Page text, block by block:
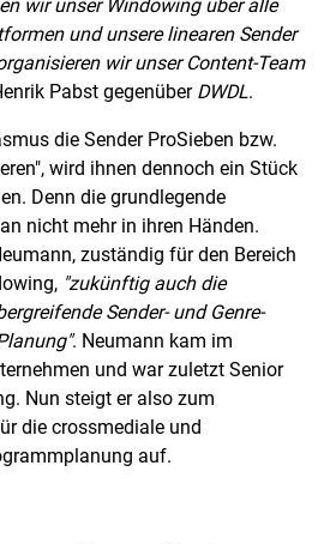
wir unser Windowing über alle
und unsere linearen Sender
wir unser Content-Team
Pabst gegenüber DWDL.
die Sender ProSieben bzw.
wird ihnen dennoch ein Stück
Denn die grundlegende
nicht mehr in ihren Händen.
zuständig für den Bereich
zukünftig auch die
Sender- und Genre-
. Neumann kam im
und war zuletzt Senior
Nun steigt er also zum
die crossmediale und
auf.